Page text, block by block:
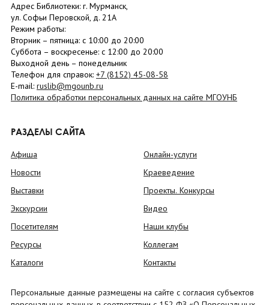
Адрес Библиотеки: г. Мурманск,
ул. Софьи Перовской, д. 21А
Режим работы:
Вторник – пятница: с 10:00 до 20:00
Суббота – воскресенье: c 12:00 до 20:00
Выходной день – понедельник
Телефон для справок: +7 (8152) 45-08-58
E-mail: ruslib@mgounb.ru
Политика обработки персональных данных на сайте МГОУНБ
РАЗДЕЛЫ САЙТА
Афиша
Новости
Выставки
Экскурсии
Посетителям
Ресурсы
Каталоги
Онлайн-услуги
Краеведение
Проекты. Конкурсы
Видео
Наши клубы
Коллегам
Контакты
Персональные данные размещены на сайте с согласия субъектов